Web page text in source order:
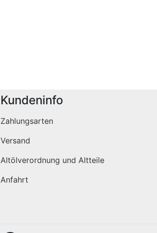
Kundeninfo
Zahlungsarten
Versand
Altölverordnung und Altteile
Anfahrt